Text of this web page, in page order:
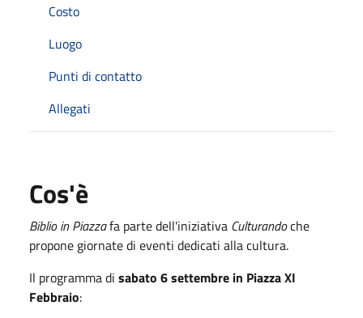
Costo
Luogo
Punti di contatto
Allegati
Cos'è
Biblio in Piazzafa parte dell'iniziativa Culturandoche
propone giornate di eventi dedicati alla cultura.
Il programma di sabato 6 settembre in Piazza XI
Febbraio: